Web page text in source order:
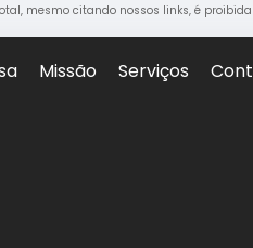
mesmo citando nossos links, é
Missão Serviços